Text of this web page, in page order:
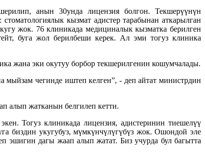
анын 30унда лицензия болгон. Текшерүүнүн
кызмат адистер тарабынан аткарылган
жок. 76 клиникада медициналык кызматка берилген
буга жол берилбеши керек. Ал эми тогуз клиника
жана эки окутуу борбор текшерилгенин кошумчалады.
мыйзам чегинде иштеп келген”, - деп айтат министрдин
алып жатканын белгилеп кетти.
Тогуз клиникада лицензия, адистеринин тиешелүү
биздин укугубуз, мүмкүнчүлүгүбүз жок. Ошондой эле
эшигин дагы жаап алып жатат. Биз учурда бул багытта